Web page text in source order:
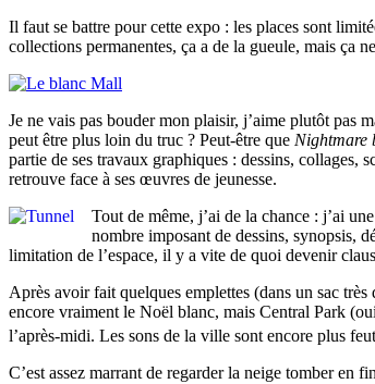
Il faut se battre pour cette expo : les places sont
collections permanentes, ça a de la gueule, mais ça
Je ne vais pas bouder mon plaisir, j’aime plutôt pas
peut être plus loin du truc ? Peut-être que Nightmare
partie de ses travaux graphiques : dessins, collages,
retrouve face à ses œuvres de jeunesse.
Tout de même, j’ai de la chance : j’ai
nombre imposant de dessins, synopsis,
limitation de l’espace, il y a vite de quoi devenir
Après avoir fait quelques emplettes (dans un sac
encore vraiment le Noël blanc, mais Central Park
l’après-midi. Les sons de la ville sont encore plus
C’est assez marrant de regarder la neige tomber en